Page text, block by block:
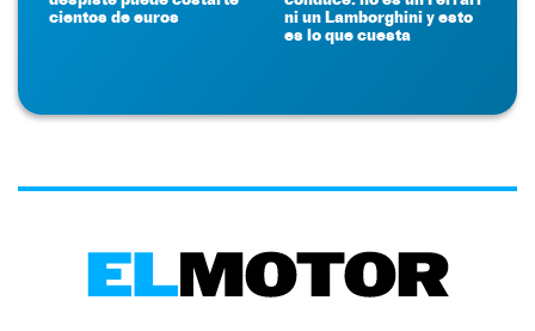
cientos de euros
ni un Lamborghini y esto
es lo que cuesta